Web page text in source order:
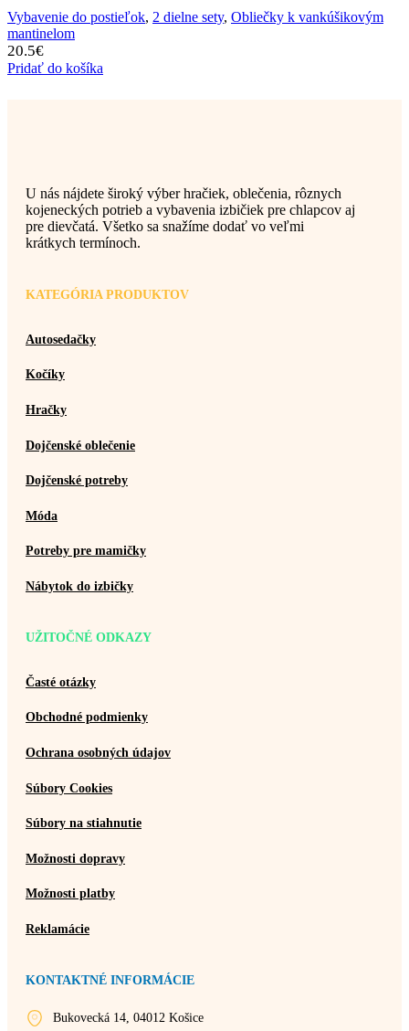
Vybavenie do postieľok, 2 dielne sety, Obliečky k vankúšikovým
mantinelom
20.5€
Pridať do košíka
U nás nájdete široký výber hračiek, oblečenia, rôznych
kojeneckých potrieb a vybavenia izbičiek pre chlapcov aj
pre dievčatá. Všetko sa snažíme dodať vo veľmi
krátkych termínoch.
KATEGÓRIA PRODUKTOV
Autosedačky
Kočíky
Hračky
Dojčenské oblečenie
Dojčenské potreby
Móda
Potreby pre mamičky
Nábytok do izbičky
UŽITOČNÉ ODKAZY
Časté otázky
Obchodné podmienky
Ochrana osobných údajov
Súbory Cookies
Súbory na stiahnutie
Možnosti dopravy
Možnosti platby
Reklamácie
KONTAKTNÉ INFORMÁCIE
Bukovecká 14, 04012 Košice